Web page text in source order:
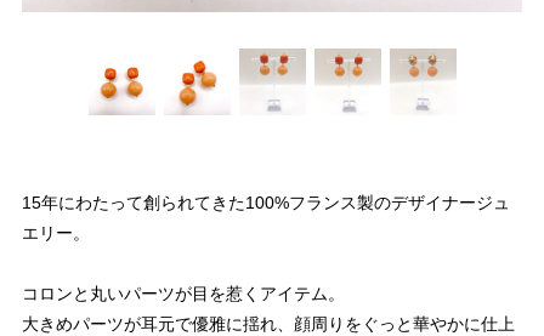
15年にわたって創られてきた100%フランス製のデザイナージュ
エリー。
コロンと丸いパーツが目を惹くアイテム。
大きめパーツが耳元で優雅に揺れ、顔周りをぐっと華やかに仕上